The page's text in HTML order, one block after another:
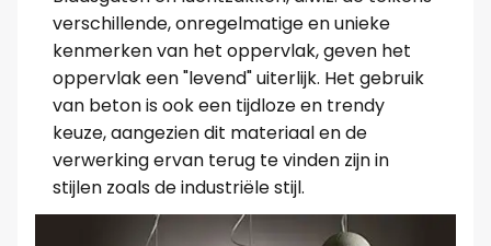
verschillende, onregelmatige en unieke
kenmerken van het oppervlak, geven het
oppervlak een "levend" uiterlijk. Het gebruik
van beton is ook een tijdloze en trendy
keuze, aangezien dit materiaal en de
verwerking ervan terug te vinden zijn in
stijlen zoals de industriële stijl.